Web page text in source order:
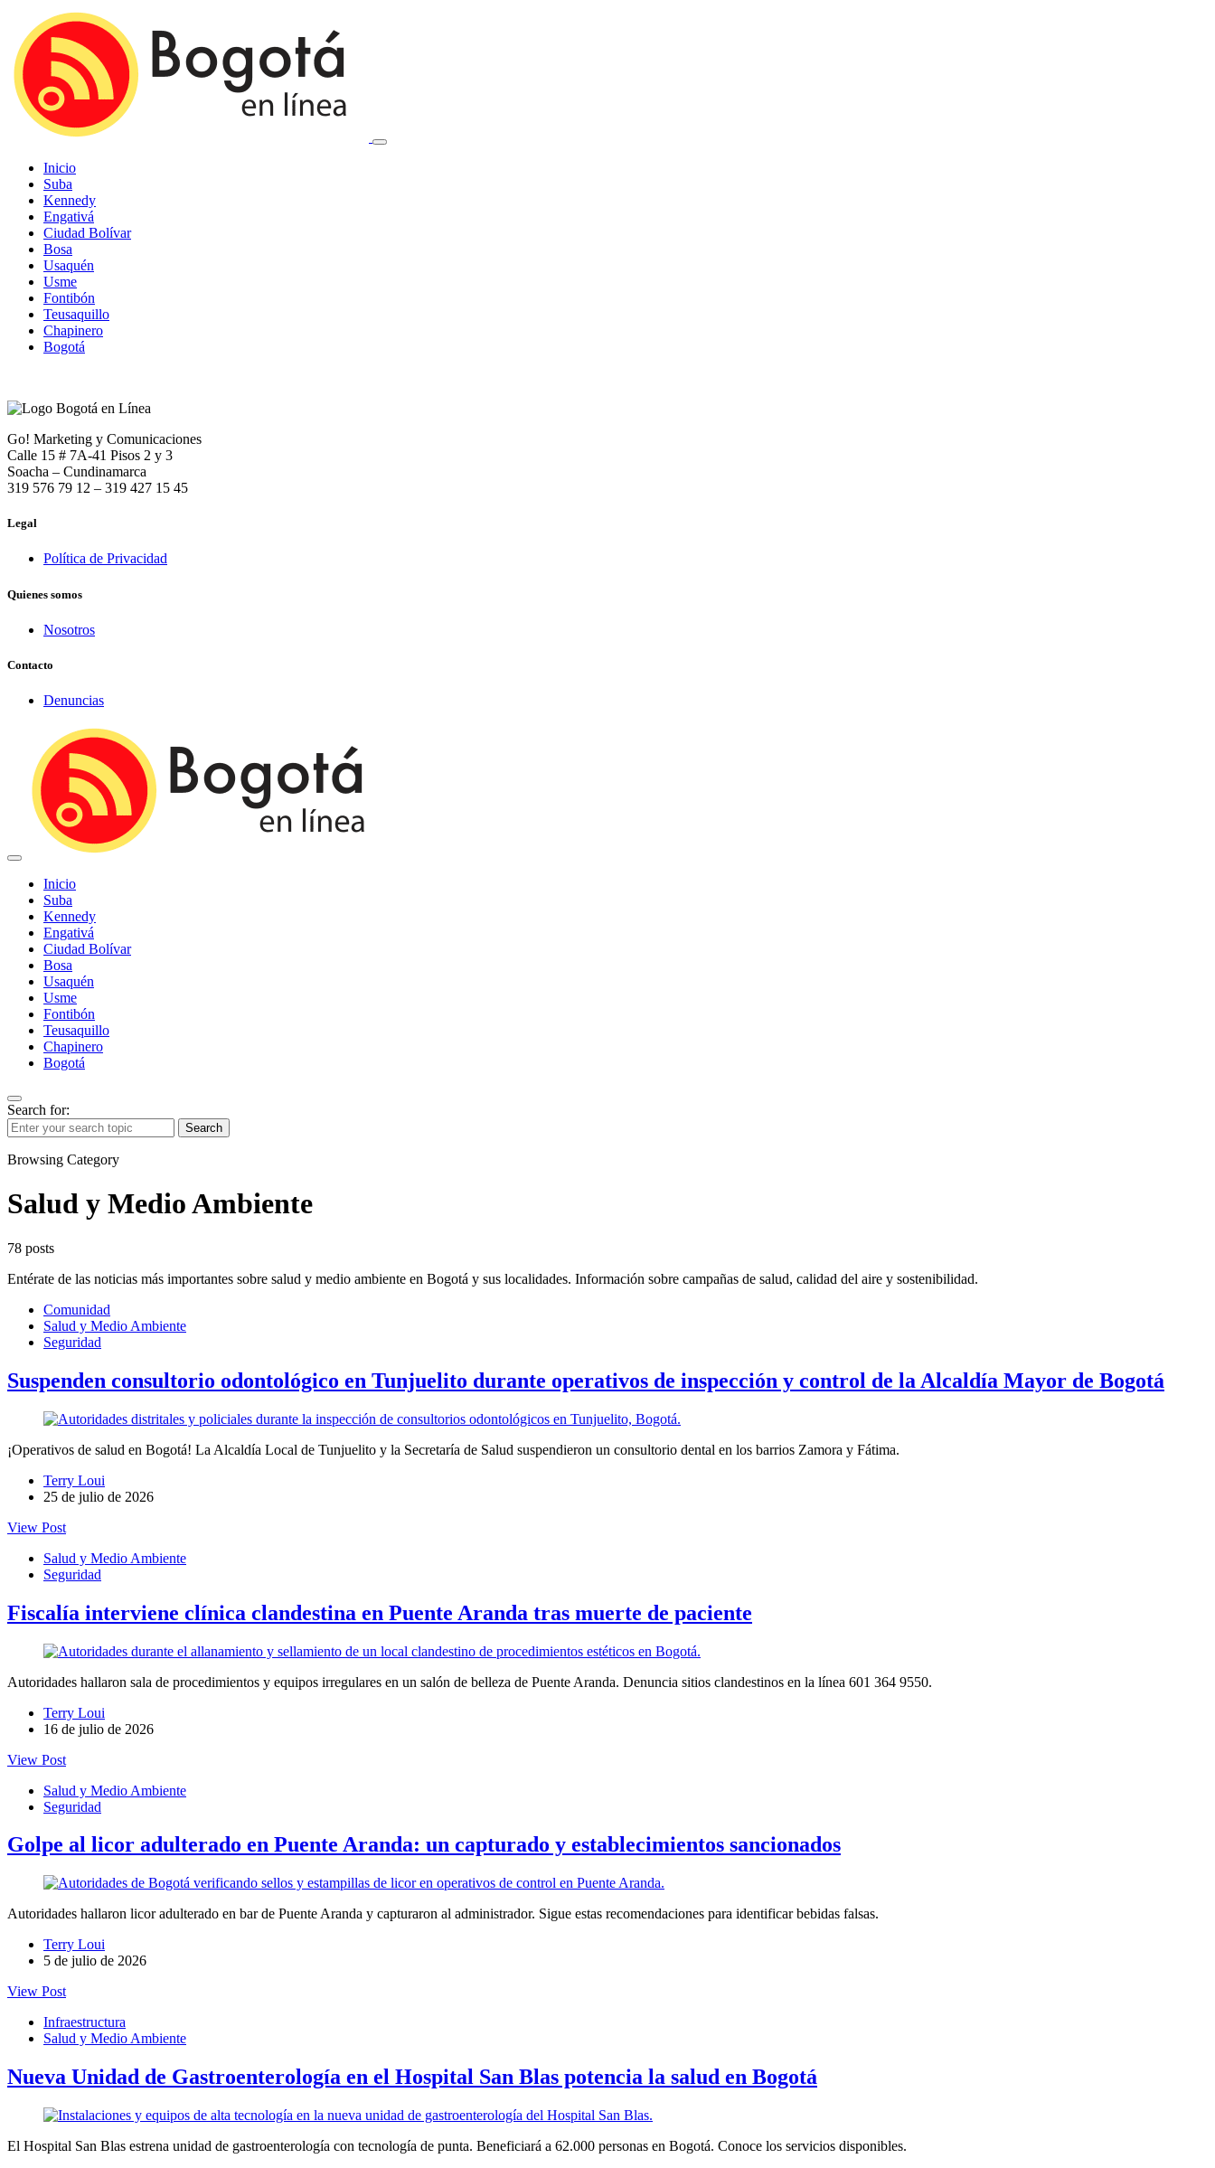
Inicio
Suba
Kennedy
Engativá
Ciudad Bolívar
Bosa
Usaquén
Usme
Fontibón
Teusaquillo
Chapinero
Bogotá
Go! Marketing y Comunicaciones
Calle 15 # 7A-41 Pisos 2 y 3
Soacha – Cundinamarca
319 576 79 12 – 319 427 15 45
Legal
Política de Privacidad
Quienes somos
Nosotros
Contacto
Denuncias
Inicio
Suba
Kennedy
Engativá
Ciudad Bolívar
Bosa
Usaquén
Usme
Fontibón
Teusaquillo
Chapinero
Bogotá
Search for:
Search
Browsing Category
Salud y Medio Ambiente
78 posts
Entérate de las noticias más importantes sobre salud y medio ambiente en Bogotá y sus localidades. Información sobre campañas de salud, calidad del aire y sostenibilidad.
Comunidad
Salud y Medio Ambiente
Seguridad
Suspenden consultorio odontológico en Tunjuelito durante operativos de inspección y control de la Alcaldía Mayor de Bogotá
¡Operativos de salud en Bogotá! La Alcaldía Local de Tunjuelito y la Secretaría de Salud suspendieron un consultorio dental en los barrios Zamora y Fátima.
Terry Loui
25 de julio de 2026
View Post
Salud y Medio Ambiente
Seguridad
Fiscalía interviene clínica clandestina en Puente Aranda tras muerte de paciente
Autoridades hallaron sala de procedimientos y equipos irregulares en un salón de belleza de Puente Aranda. Denuncia sitios clandestinos en la línea 601 364 9550.
Terry Loui
16 de julio de 2026
View Post
Salud y Medio Ambiente
Seguridad
Golpe al licor adulterado en Puente Aranda: un capturado y establecimientos sancionados
Autoridades hallaron licor adulterado en bar de Puente Aranda y capturaron al administrador. Sigue estas recomendaciones para identificar bebidas falsas.
Terry Loui
5 de julio de 2026
View Post
Infraestructura
Salud y Medio Ambiente
Nueva Unidad de Gastroenterología en el Hospital San Blas potencia la salud en Bogotá
El Hospital San Blas estrena unidad de gastroenterología con tecnología de punta. Beneficiará a 62.000 personas en Bogotá. Conoce los servicios disponibles.